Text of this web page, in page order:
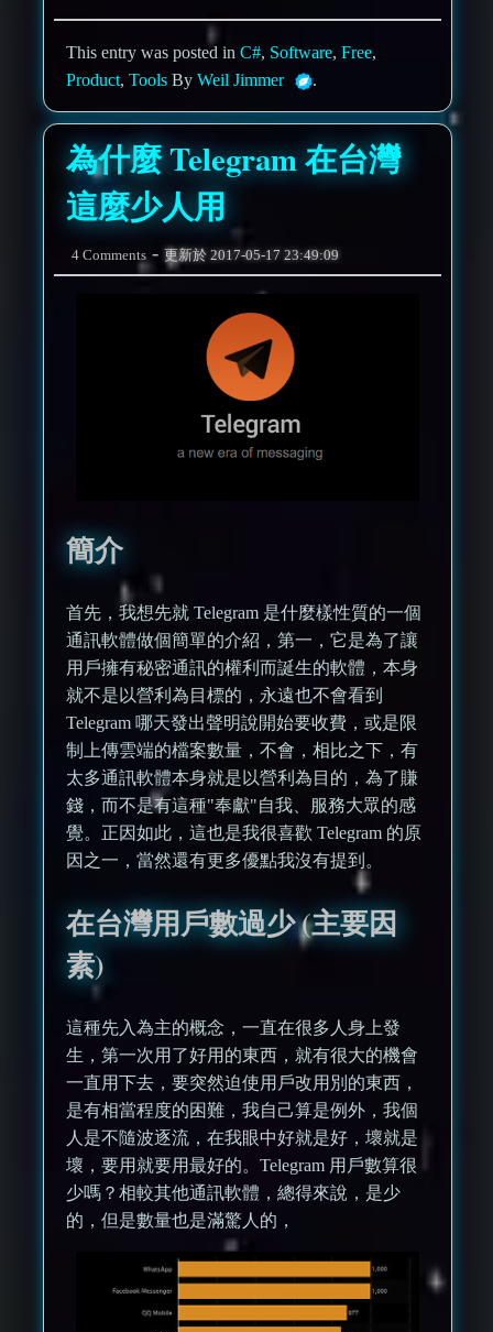
This entry was posted inC#, Software,Free,
Product,Tools ByWeil Jimmer .
為什麼 Telegram 在台灣
這麼少人用
4 Comments -更新於2017-05-17 23:49:09
簡介
首先，我想先就 Telegram 是什麼樣性質的一個
通訊軟體做個簡單的介紹，第一，它是為了讓
用戶擁有秘密通訊的權利而誕生的軟體，本身
就不是以營利為目標的，永遠也不會看到
Telegram 哪天發出聲明說開始要收費，或是限
制上傳雲端的檔案數量，不會，相比之下，有
太多通訊軟體本身就是以營利為目的，為了賺
錢，而不是有這種"奉獻"自我、服務大眾的感
覺。正因如此，這也是我很喜歡 Telegram 的原
因之一，當然還有更多優點我沒有提到。
在台灣用戶數過少 (主要因
素)
這種先入為主的概念，一直在很多人身上發
生，第一次用了好用的東西，就有很大的機會
一直用下去，要突然迫使用戶改用別的東西，
是有相當程度的困難，我自己算是例外，我個
人是不隨波逐流，在我眼中好就是好，壞就是
壞，要用就要用最好的。Telegram 用戶數算很
少嗎？相較其他通訊軟體，總得來說，是少
的，但是數量也是滿驚人的，